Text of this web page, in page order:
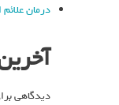
درمان
دیدگاهی